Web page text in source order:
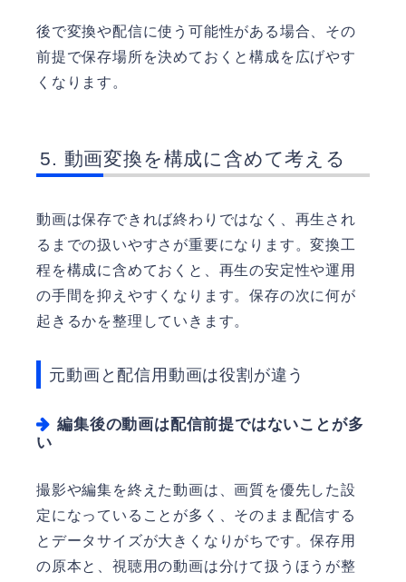
後で変換や配信に使う可能性がある場合、その
前提で保存場所を決めておくと構成を広げやす
くなります。
動画変換を構成に含めて考える
動画は保存できれば終わりではなく、再生され
るまでの扱いやすさが重要になります。変換工
程を構成に含めておくと、再生の安定性や運用
の手間を抑えやすくなります。保存の次に何が
起きるかを整理していきます。
元動画と配信用動画は役割が違う
編集後の動画は配信前提ではないことが多
い
撮影や編集を終えた動画は、画質を優先した設
定になっていることが多く、そのまま配信する
とデータサイズが大きくなりがちです。保存用
の原本と、視聴用の動画は分けて扱うほうが整